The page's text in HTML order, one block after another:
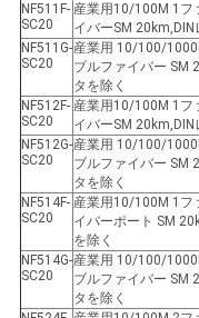
NF511F-
SC20
産業用10/100M 1フ
イバーSM
NF511G-
SC20
産業用 10/100/
ブルファイバー SM
タを除く
NF512F-
SC20
産業用10/100M 1フ
イバーSM
NF512G-
SC20
産業用 10/100/
ブルファイバー SM
タを除く
NF514F-
SC20
産業用10/100M 1フ
イバーポート SM
を除く
NF514G-
SC20
産業用 10/100/
ブルファイバー SM
タを除く